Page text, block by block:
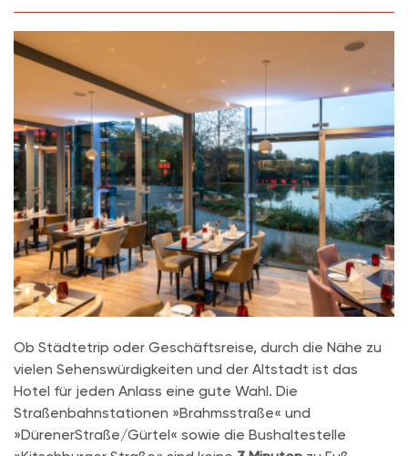
Ob Städtetrip oder Geschäftsreise, durch die Nähe zu
vielen Sehenswürdigkeiten und der Altstadt ist das
Hotel für jeden Anlass eine gute Wahl. Die
Straßenbahnstationen »Brahmsstraße« und
»DürenerStraße/Gürtel« sowie die Bushaltestelle